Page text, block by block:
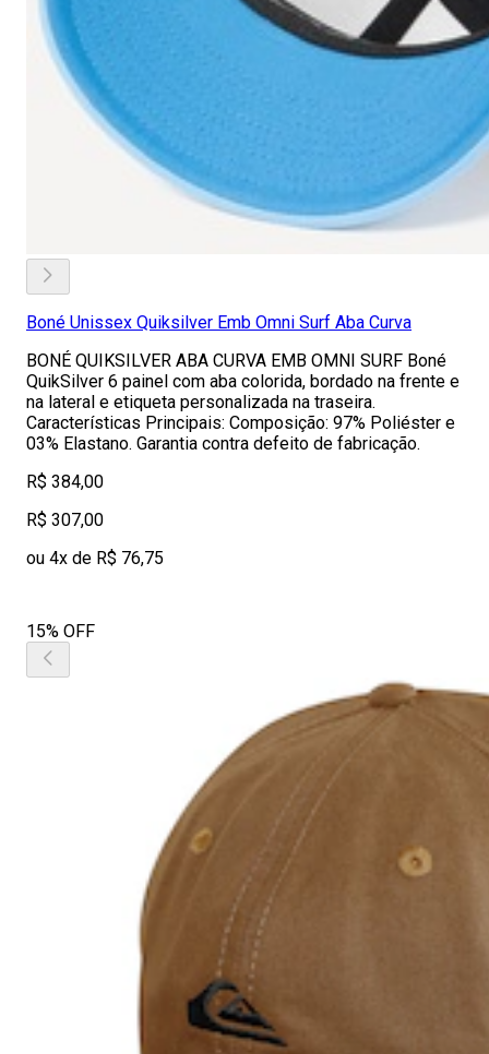
Boné Unissex Quiksilver Emb Omni Surf Aba Curva
BONÉ QUIKSILVER ABA CURVA EMB OMNI SURF Boné
QuikSilver 6 painel com aba colorida, bordado na frente e
na lateral e etiqueta personalizada na traseira.
Características Principais: Composição: 97% Poliéster e
03% Elastano. Garantia contra defeito de fabricação.
R$ 384,00
R$ 307,00
ou 4x de R$ 76,75
15% OFF